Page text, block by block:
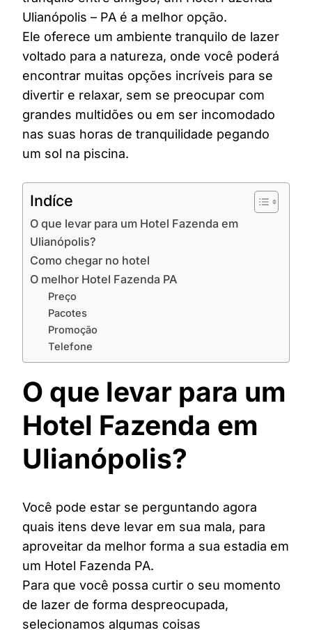
Ulianópolis – PA é a melhor opção.
Ele oferece um ambiente tranquilo de lazer
voltado para a natureza, onde você poderá
encontrar muitas opções incríveis para se
divertir e relaxar, sem se preocupar com
grandes multidões ou em ser incomodado
nas suas horas de tranquilidade pegando
um sol na piscina.
Indíce
O que levar para um Hotel Fazenda em
Ulianópolis?
Como chegar no hotel
O melhor Hotel Fazenda PA
Preço
Pacotes
Promoção
Telefone
O que levar para um
Hotel Fazenda em
Ulianópolis?
Você pode estar se perguntando agora
quais itens deve levar em sua mala, para
aproveitar da melhor forma a sua estadia em
um Hotel Fazenda PA.
Para que você possa curtir o seu momento
de lazer de forma despreocupada,
selecionamos algumas coisas